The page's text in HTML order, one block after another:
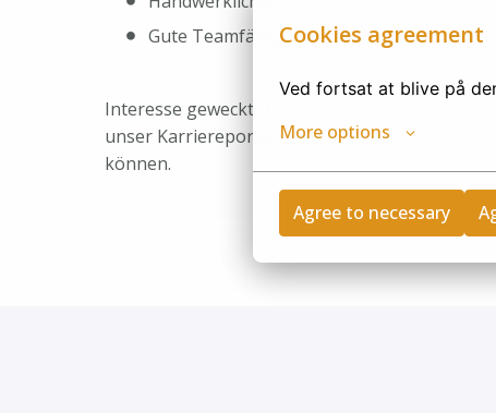
Cookies agreement
Ved fortsat at blive på
More options
Agree to necessary
Gute Teamfähigkeit
Interesse geweckt? Dann freuen wir uns auf
unser Karriereportal. Bitte beachte, dass wir
können.